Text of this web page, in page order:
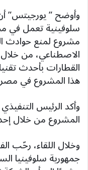
وأوضح ” يورجيتس”
سلوفينية تعمل في
مشروع لمنع حوادث
الاصطناعي، من
القطارات بأحدث
هذا المشروع في
وأكد الرئيس
المشروع من خلال
وخلال اللقاء، رحّب
جمهورية سلوفينيا